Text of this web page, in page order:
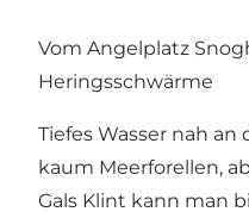
Vom Angelplatz
Heringsschwärme
Tiefes Wasser nah
kaum Meerforellen,
Gals Klint kann man